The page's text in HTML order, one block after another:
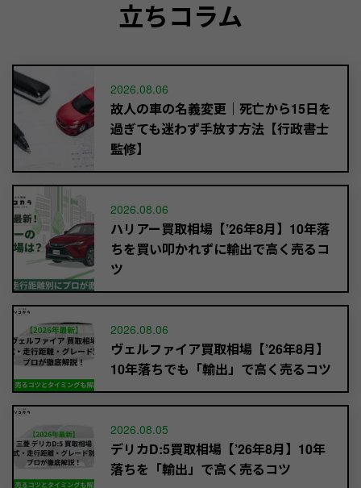
立ちコラム
2026.08.06
故人の車の名義変更｜死亡から15日を
過ぎても迷わず手放す方法【行政書士
監修】
2026.08.06
ハリアー買取相場【’26年8月】10年落
ちを買い叩かれずに輸出で高く売るコ
ツ
2026.08.06
ヴェルファイア買取相場【’26年8月】
10年落ちでも「輸出」で高く売るコツ
2026.08.05
デリカD:5買取相場【’26年8月】10年
落ちを「輸出」で高く売るコツ